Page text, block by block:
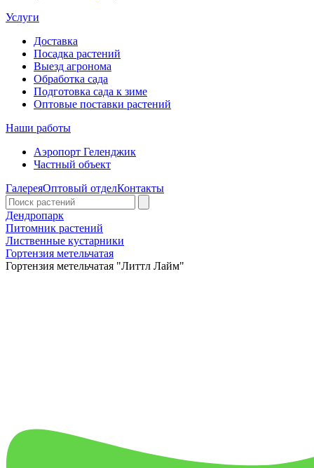
Услуги
Доставка
Посадка растений
Выезд агронома
Обработка сада
Подготовка сада к зиме
Оптовые поставки растений
Наши работы
Аэропорт Геленджик
Частный объект
ГалереяОптовый отделКонтакты
Дендропарк
Питомник растений
Лиственные кустарники
Гортензия метельчатая
Гортензия метельчатая "Литтл Лайм"